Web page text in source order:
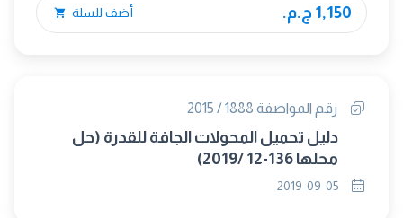
1,150 ج.م. أضف للسلة
رقم المواصفة 1888 / 2015
دليل تحميل المحولات الجافة للقدرة (حل
محلها 136-12 /2019)